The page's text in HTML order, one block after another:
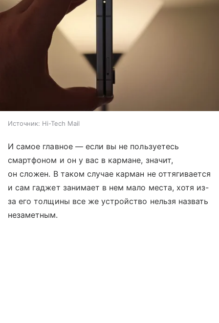
Источник: Hi-Tech Mail
И самое главное — если вы не пользуетесь
смартфоном и он у вас в кармане, значит,
он сложен. В таком случае карман не оттягивается
и сам гаджет занимает в нем мало места, хотя из-
за его толщины все же устройство нельзя назвать
незаметным.